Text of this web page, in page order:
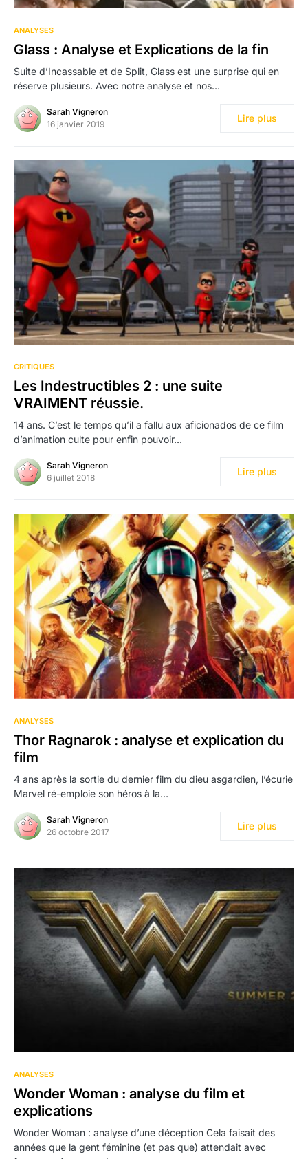
ANALYSES
Glass : Analyse et Explications de la fin
Suite d’Incassable et de Split, Glass est une surprise qui en
réserve plusieurs. Avec notre analyse et nos…
Sarah Vigneron
16 janvier 2019
Lire plus
CRITIQUES
Les Indestructibles 2 : une suite
VRAIMENT réussie.
14 ans. C’est le temps qu’il a fallu aux aficionados de ce film
d’animation culte pour enfin pouvoir…
Sarah Vigneron
6 juillet 2018
Lire plus
ANALYSES
Thor Ragnarok : analyse et explication du
film
4 ans après la sortie du dernier film du dieu asgardien, l’écurie
Marvel ré-emploie son héros à la…
Sarah Vigneron
26 octobre 2017
Lire plus
ANALYSES
Wonder Woman : analyse du film et
explications
Wonder Woman : analyse d’une déception Cela faisait des
années que la gent féminine (et pas que) attendait avec